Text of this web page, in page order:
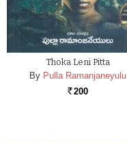
Thoka Leni Pitta
By Pulla Ramanjaneyulu
Rs. 200